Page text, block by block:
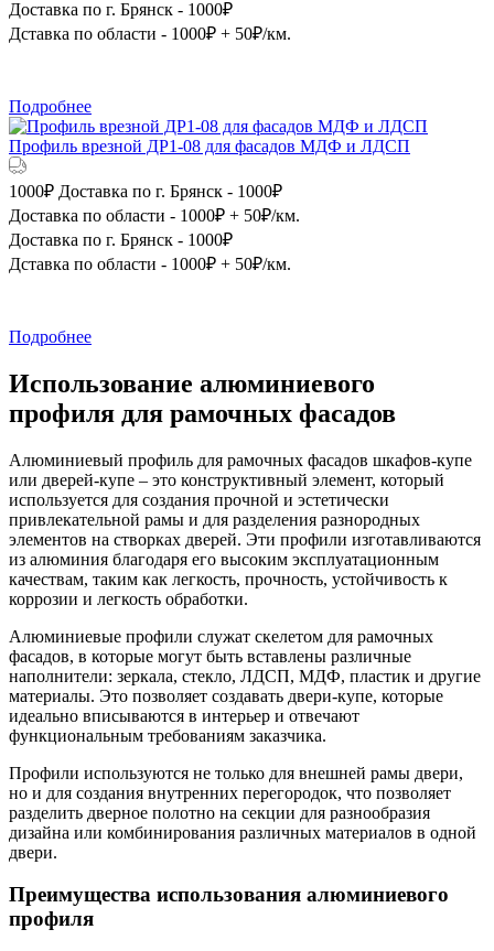
Доставка по г. Брянск - 1000₽
Дставка по области - 1000₽ + 50₽/км.
Подробнее
Профиль врезной ДР1-08 для фасадов МДФ и ЛДСП
1000₽ Доставка по г. Брянск - 1000₽
Доставка по области - 1000₽ + 50₽/км.
Доставка по г. Брянск - 1000₽
Дставка по области - 1000₽ + 50₽/км.
Подробнее
Использование алюминиевого
профиля для рамочных фасадов
Алюминиевый профиль для рамочных фасадов шкафов-купе
или дверей-купе – это конструктивный элемент, который
используется для создания прочной и эстетически
привлекательной рамы и для разделения разнородных
элементов на створках дверей. Эти профили изготавливаются
из алюминия благодаря его высоким эксплуатационным
качествам, таким как легкость, прочность, устойчивость к
коррозии и легкость обработки.
Алюминиевые профили служат скелетом для рамочных
фасадов, в которые могут быть вставлены различные
наполнители: зеркала, стекло, ЛДСП, МДФ, пластик и другие
материалы. Это позволяет создавать двери-купе, которые
идеально вписываются в интерьер и отвечают
функциональным требованиям заказчика.
Профили используются не только для внешней рамы двери,
но и для создания внутренних перегородок, что позволяет
разделить дверное полотно на секции для разнообразия
дизайна или комбинирования различных материалов в одной
двери.
Преимущества использования алюминиевого
профиля